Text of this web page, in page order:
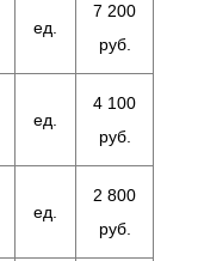
ед.
7 200
руб.
ед.
4 100
руб.
ед.
2 800
руб.